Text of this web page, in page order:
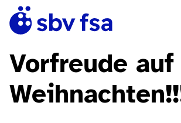
Vorfreude auf